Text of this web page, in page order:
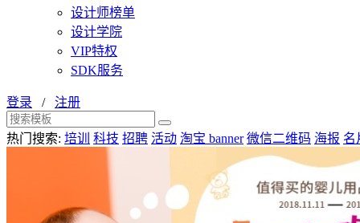
设计师榜单
设计学院
VIP特权
SDK服务
登录 / 注册
热门搜索: 培训 科技 招聘 活动 淘宝 banner 微信二维码 海报 名